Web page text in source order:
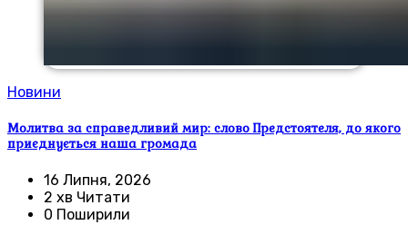
Новини
Молитва за справедливий мир: слово Предстоятеля, до якого
приєднується наша громада
16 Липня, 2026
2 хв Читати
0 Поширили